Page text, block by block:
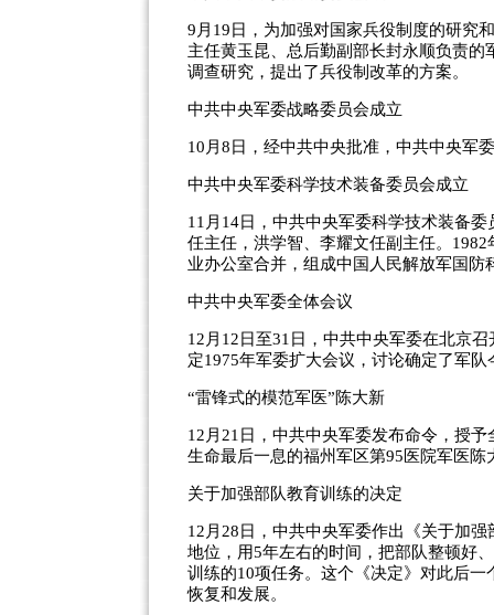
9月19日，为加强对国家兵役制度的研究
主任黄玉昆、总后勤副部长封永顺负责
调查研究，提出了兵役制改革的方案。
中共中央军委战略委员会成立
10月8日，经中共中央批准，中共中央军
中共中央军委科学技术装备委员会成立
11月14日，中共中央军委科学技术装备
任主任，洪学智、李耀文任副主任。
业办公室合并，组成中国人民解放军国
中共中央军委全体会议
12月12日至31日，中共中央军委在北京
定1975年军委扩大会议，讨论确定了军
“雷锋式的模范军医”陈大新
12月21日，中共中央军委发布命令，授
生命最后一息的福州军区第95医院军医
关于加强部队教育训练的决定
12月28日，中共中央军委作出《关于加
地位，用5年左右的时间，把部队整顿好
训练的10项任务。这个《决定》对此后
恢复和发展。